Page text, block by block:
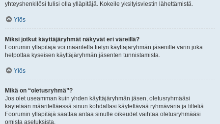
yhteyshenkilösi tulisi olla ylläpitäjä. Kokeile yksityisviestin lähettämistä.
Ylös
Miksi jotkut käyttäjäryhmät näkyvät eri väreillä?
Foorumin ylläpitäjä voi määritellä tietyn käyttäjäryhmän jäsenille värin joka
helpottaa kyseisen käyttäjäryhmän jäsenten tunnistamista.
Ylös
Mikä on “oletusryhmä”?
Jos olet useamman kuin yhden käyttäjäryhmän jäsen, oletusryhmääsi
käytetään määriteltäessä sinun kohdallasi käytettävää ryhmäväriä ja titteliä.
Foorumin ylläpitäjä saattaa antaa sinulle oikeudet vaihtaa oletusryhmääsi
omista asetuksista.